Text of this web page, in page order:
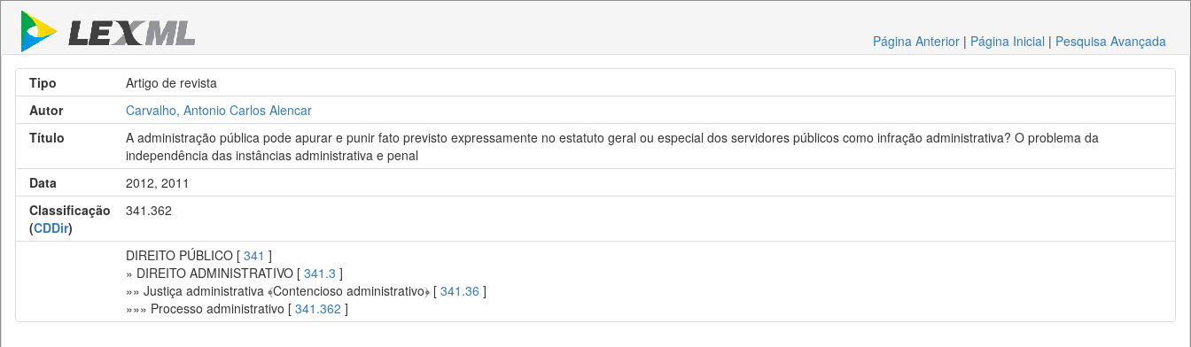
Página Anterior | Página Inicial | Pesquisa Avançada
Tipo
Artigo de revista
Autor
Carvalho, Antonio Carlos Alencar
Título
A administração pública pode apurar e punir fato previsto expressamente no estatuto geral ou especial dos servidores públicos como infração administrativa? O problema da
independência das instâncias administrativa e penal
Data
2012, 2011
Classificação
(CDDir)
341.362
DIREITO PÚBLICO [ 341 ]
» DIREITO ADMINISTRATIVO [ 341.3 ]
»» Justiça administrativa ﴾Contencioso administrativo﴿ [ 341.36 ]
»»» Processo administrativo [ 341.362 ]